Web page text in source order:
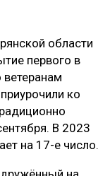
области
первого в
ко
В 2023
на 17-е число.